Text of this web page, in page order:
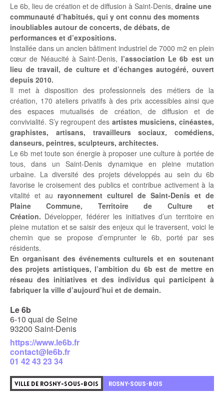
Le 6b, lieu de création et de diffusion à Saint-Denis, draine une
communauté d’habitués, qui y ont connu des moments
inoubliables autour de concerts, de débats, de
performances et d’expositions.
Installée dans un ancien bâtiment industriel de 7000 m2 en plein
cœur de Néaucité à Saint-Denis, l’association Le 6b est un
lieu de travail, de culture et d’échanges autogéré, ouvert
depuis 2010.
Il met à disposition des professionnels des métiers de la
création, 170 ateliers privatifs à des prix accessibles ainsi que
des espaces mutualisés de création, de diffusion et de
convivialité. S’y regroupent des artistes musiciens, cinéastes,
graphistes, artisans, travailleurs sociaux, comédiens,
danseurs, peintres, sculpteurs, architectes.
Le 6b met toute son énergie à proposer une culture à portée de
tous, dans un Saint-Denis dynamique en pleine mutation
urbaine. La diversité des projets développés au sein du 6b
favorise le croisement des publics et contribue activement à la
vitalité et au rayonnement culturel de Saint-Denis et de
Plaine Commune, Territoire de Culture et
Création. Développer, fédérer les initiatives d’un territoire en
pleine mutation et se saisir des enjeux qui le traversent, voici le
chemin que se propose d’emprunter le 6b, porté par ses
résidents.
En organisant des événements culturels et en soutenant
des projets artistiques, l’ambition du 6b est de mettre en
réseau des initiatives et des individus qui participent à
fabriquer la ville d’aujourd’hui et de demain.
Le 6b
6-10 quai de Seine
93200 Saint-Denis
https://www.le6b.fr
contact@le6b.fr
01 42 43 23 34
VILLE DE ROSNY-SOUS-BOIS ROSNY-SOUS-BOIS